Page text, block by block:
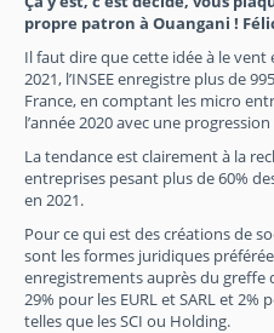
propre patron à Ouangani !
Il faut dire que cette idée à le vent
2021, l’INSEE enregistre plus de
France, en comptant les micro
l’année 2020 avec une progression
La tendance est clairement à la
entreprises pesant plus de 60%
en 2021.
Pour ce qui est des créations de
sont les formes juridiques
enregistrements auprès du greffe
29% pour les EURL et SARL et
telles que les SCI ou Holding.